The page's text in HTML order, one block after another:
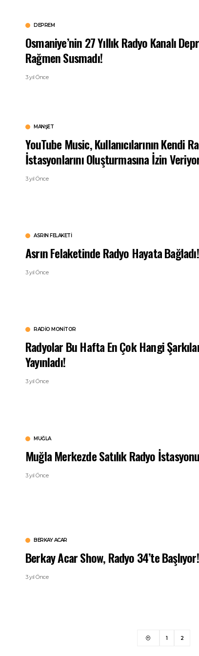
DEPREM
Osmaniye’nin 27 Yıllık Radyo Kanalı
Rağmen Susmadı!
3 yıl Önce
MANŞET
YouTube Music, Kullanıcılarının Kendi
İstasyonlarını Oluşturmasına İzin
3 yıl Önce
ASRIN FELAKETI
Asrın Felaketinde Radyo Hayata Bağladı!
3 yıl Önce
RADIO MONITOR
Radyolar Bu Hafta En Çok Hangi
Yayınladı!
3 yıl Önce
MUĞLA
Muğla Merkezde Satılık Radyo
3 yıl Önce
BERKAY ACAR
Berkay Acar Show, Radyo 34’te Başlıyor!
3 yıl Önce
1 2